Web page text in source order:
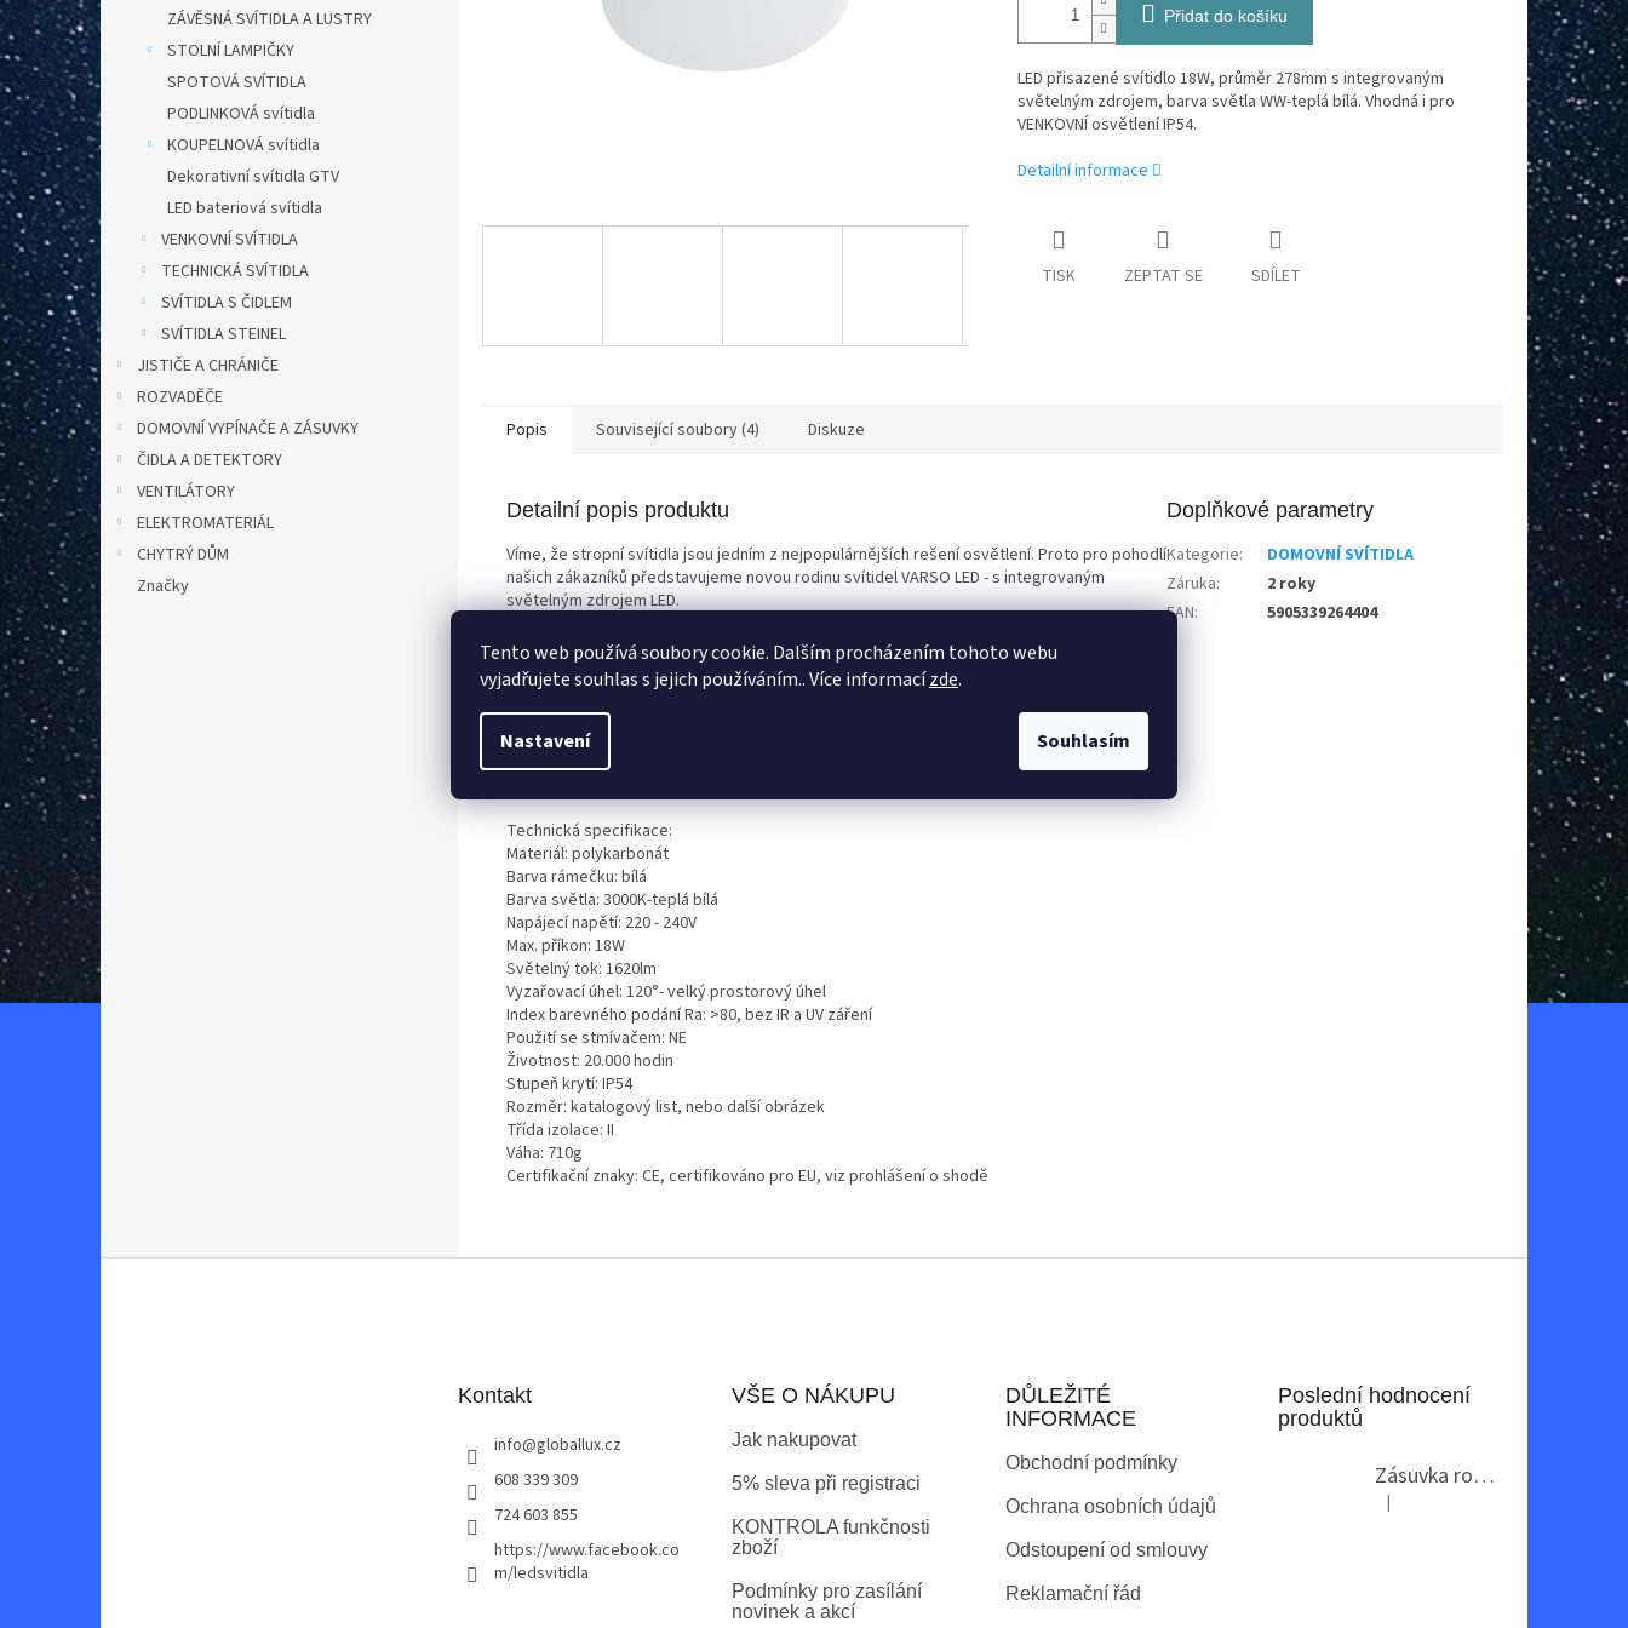
Tento web používá soubory cookie. Dalším procházením tohoto webu
vyjadřujete souhlas s jejich používáním.. Více informacízde.
Nastavení Souhlasím
n
e
l
ZÁVĚSNÁ SVÍTIDLA A LUSTRY
STOLNÍ LAMPIČKY
SPOTOVÁ SVÍTIDLA
PODLINKOVÁ svítidla
KOUPELNOVÁ svítidla
Dekorativní svítidla GTV
LED bateriová svítidla
VENKOVNÍ SVÍTIDLA
TECHNICKÁ SVÍTIDLA
SVÍTIDLA S ČIDLEM
SVÍTIDLA STEINEL
JISTIČE A CHRÁNIČE
ROZVADĚČE
DOMOVNÍ VYPÍNAČE A ZÁSUVKY
ČIDLA A DETEKTORY
VENTILÁTORY
ELEKTROMATERIÁL
CHYTRÝ DŮM
Značky
Přidat do košíku
LED přisazené svítidlo 18W, průměr 278mm s integrovaným
světelným zdrojem, barva světla WW-teplá bílá. Vhodná i pro
VENKOVNÍ osvětlení IP54.
Detailní informace
TISK ZEPTAT SE SDÍLET
Popis Související soubory (4) Diskuze
Detailní popis produktu
Víme, že stropní svítidla jsou jedním z nejpopulárnějších rešení osvětlení. Proto pro pohodlí
našich zákazníků představujeme novou rodinu svítidel VARSO LED - s integrovaným
světelným zdrojem LED.
prachu, protože VARSO má velmi vysoký stupeň krytí IP54.
Stropní svítidla jsou k dispozici ve dvou tvarech (kulaté a čtvercové), v různých velikostech
(18W a 24W) a dvěma barvami světla (teplé a neutrální) - což vám nabízí osm modelů, ze
kterých můžete vybírat.
Difuzor je vyroben z mléčného polykarbonátu (PC), který rovnoměrně rozptýlí světlo a
nezpůsobuje oslnění.
Technická specifikace:
Materiál: polykarbonát
Barva rámečku: bílá
Barva světla: 3000K-teplá bílá
Napájecí napětí: 220 - 240V
Max. příkon: 18W
Světelný tok: 1620lm
Vyzařovací úhel: 120°- velký prostorový úhel
Index barevného podání Ra: >80, bez IR a UV záření
Použití se stmívačem: NE
Životnost: 20.000 hodin
Stupeň krytí: IP54
Rozměr: katalogový list, nebo další obrázek
Třída izolace: II
Váha: 710g
Certifikační znaky: CE, certifikováno pro EU, viz prohlášení o shodě
Doplňkové parametry
Kategorie:
DOMOVNÍ SVÍTIDLA
Záruka:
2 roky
EAN: 5905339264404
Kontakt
info@globallux.cz
608 339 309
724 603 855
https://www.facebook.co
m/ledsvitidla
VŠE O NÁKUPU
Jak nakupovat
5% sleva při registraci
KONTROLA funkčnosti
zboží
Podmínky pro zasílání
novinek a akcí
DŮLEŽITÉ
INFORMACE
Obchodní podmínky
Ochrana osobních údajů
Odstoupení od smlouvy
Reklamační řád
Poslední hodnocení
produktů
Zásuvka rohová GTV AE-PBKT3U2U-80
Hodnocení produktu je 2 z 5
|